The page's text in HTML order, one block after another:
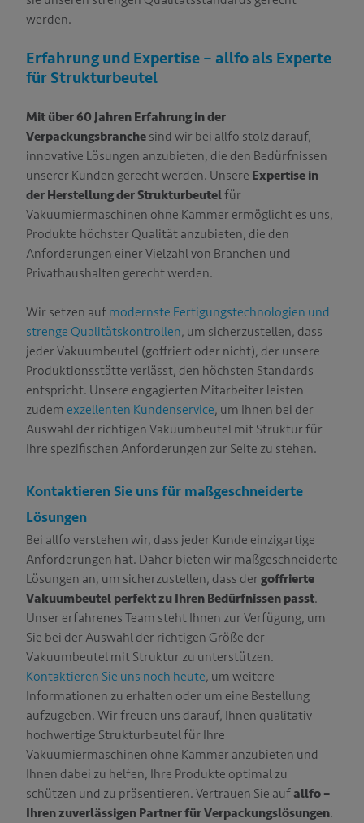
werden.
Erfahrung und Expertise – allfo als Experte
für Strukturbeutel
Mit über 60 Jahren Erfahrung in der
Verpackungsbranche sind wir bei allfo stolz darauf,
innovative Lösungen anzubieten, die den Bedürfnissen
unserer Kunden gerecht werden. Unsere Expertise in
der Herstellung der Strukturbeutelfür
Vakuumiermaschinen ohne Kammer ermöglicht es uns,
Produkte höchster Qualität anzubieten, die den
Anforderungen einer Vielzahl von Branchen und
Privathaushalten gerecht werden.
Wir setzen auf modernste Fertigungstechnologien und
strenge Qualitätskontrollen, um sicherzustellen, dass
jeder Vakuumbeutel (goffriert oder nicht), der unsere
Produktionsstätte verlässt, den höchsten Standards
entspricht. Unsere engagierten Mitarbeiter leisten
zudem exzellenten Kundenservice, um Ihnen bei der
Auswahl der richtigen Vakuumbeutel mit Struktur für
Ihre spezifischen Anforderungen zur Seite zu stehen.
Kontaktieren Sie uns für maßgeschneiderte
Lösungen
Bei allfo verstehen wir, dass jeder Kunde einzigartige
Anforderungen hat. Daher bieten wir maßgeschneiderte
Lösungen an, um sicherzustellen, dass dergoffrierte
Vakuumbeutel perfekt zu Ihren Bedürfnissen passt.
Unser erfahrenes Team steht Ihnen zur Verfügung, um
Sie bei der Auswahl der richtigen Größe der
Vakuumbeutel mit Struktur zu unterstützen.
Kontaktieren Sie uns noch heute, um weitere
Informationen zu erhalten oder um eine Bestellung
aufzugeben. Wir freuen uns darauf, Ihnen qualitativ
hochwertige Strukturbeutel für Ihre
Vakuumiermaschinen ohne Kammer anzubieten und
Ihnen dabei zu helfen, Ihre Produkte optimal zu
schützen und zu präsentieren. Vertrauen Sie aufallfo –
Ihren zuverlässigen Partner für Verpackungslösungen.